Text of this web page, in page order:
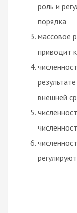
роль и
порядка
массовое
приводит
внешней